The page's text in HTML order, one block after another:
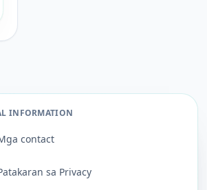
INFORMATION
contact
sa Privacy